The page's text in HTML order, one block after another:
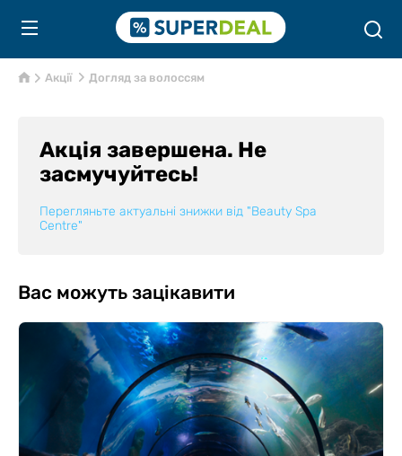
Акції Догляд за волоссям
Акція завершена. Не
засмучуйтесь!
Перегляньте актуальні знижки від "Beauty Spa
Centre"
Вас можуть зацікавити